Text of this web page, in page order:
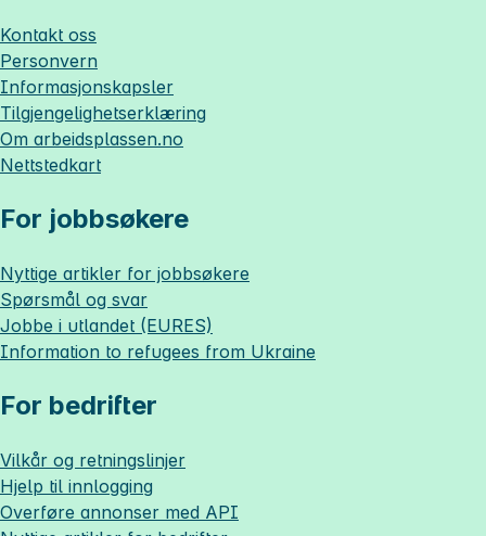
Kontakt oss
Personvern
Informasjonskapsler
Tilgjengelighetserklæring
Om arbeidsplassen.no
Nettstedkart
For jobbsøkere
Nyttige artikler for jobbsøkere
Spørsmål og svar
Jobbe i utlandet (EURES)
Information to refugees from Ukraine
For bedrifter
Vilkår og retningslinjer
Hjelp til innlogging
Overføre annonser med API